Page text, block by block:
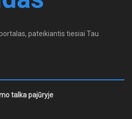
pateikiantis tiesiai Tau
talka pajūryje